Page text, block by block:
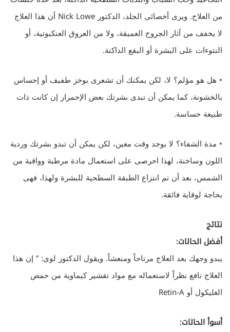
من العلاج. ويرى أخصائى الجلد، الدكتور Nick Lowe أن هذا العلاج
لا يخفف من آثار الجروح العميقة، ولا من العروق العنكبوتية، أو
النتوءات على البشرة أو البقع الداكنة.
• هل هو مؤلم؟ لا، لكن يمكنك أن تشعرى بوخز طفيف أو إحساس
بالخشونة، كما يمكن أن تبدى بشرتك بعض الإحمرار إن كانت ذات
طبيعة حساسة.
• مدة الشفاء؟ لا يوجد وقت معين، لكن يمكن أن تبدو بشرتك وردية
اللون وساخنة، لهذا احرصى على استعمال مادة مرطبة وواقية من
الشمس، بعد أن تم انتزاع الطبقة السطحية للبشرة ولهذا، فهى
بحاجة لوقاية فائقة.
نتائج
أفضل الحالات:
يبدو وجهك بعد العلاج مرتاحاً ومنعشاً. ويقول الدكتور لوى: ” إن هذا
العلاج نافع نظراً لاستعماله مع مواد تقشير كيماوية من حمض
الغليكول أو Retin-A
أسوأ الحالات: